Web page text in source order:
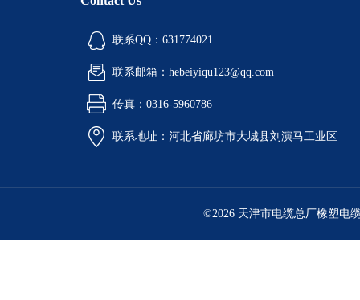
联系QQ：631774021
联系邮箱：hebeiyiqu123@qq.com
传真：0316-5960786
联系地址：河北省廊坊市大城县刘演马工业区
©2026 天津市电缆总厂橡塑电